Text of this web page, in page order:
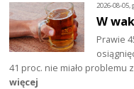
2026-08-05,
W
Prawie
41 proc. nie miało
więcej